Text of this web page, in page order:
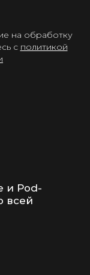
на обработку
c политикой